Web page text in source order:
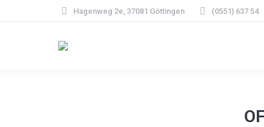
Hagenweg 2e, 37081 Göttingen (0551) 637 54